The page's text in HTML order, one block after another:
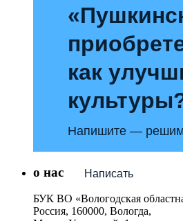
как
Напишите —
Написать
о нас
БУК ВО «Вологодская
Россия, 160000, Вологда,